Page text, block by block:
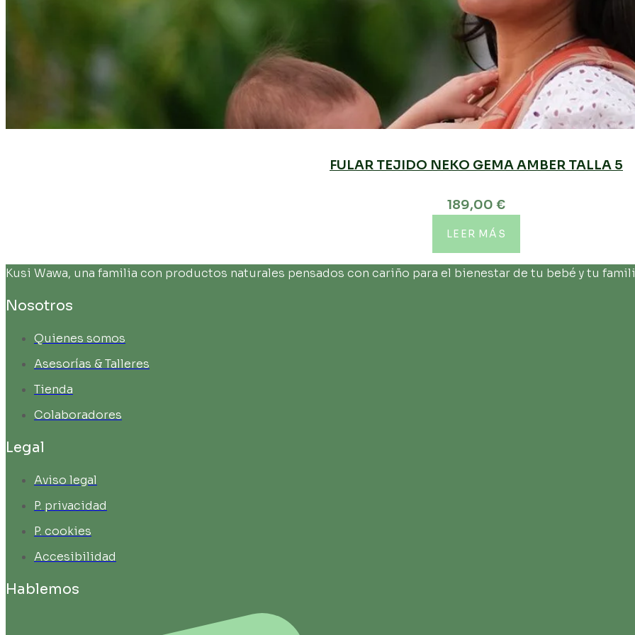
FULAR TEJIDO NEKO GEMA AMBER TALLA 5
189,00 €
LEER MÁS
Kusi Wawa, una familia con productos naturales pensados con cariño para el bienestar de tu bebé y tu
Nosotros
Quienes somos
Asesorías & Talleres
Tienda
Colaboradores
Legal
Aviso legal
P. privacidad
P. cookies
Accesibilidad
Hablemos